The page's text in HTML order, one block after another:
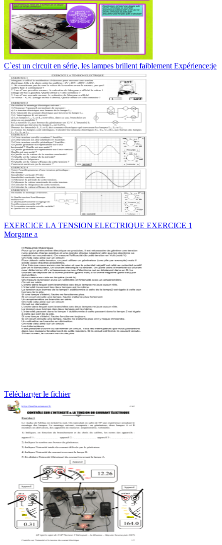
C`est un circuit en série, les lampes brillent faiblement Expérience:je
EXERCICE LA TENSION ELECTRIQUE EXERCICE 1
Morgane a
Télécharger le fichier